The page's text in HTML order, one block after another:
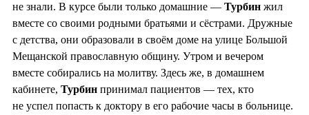
не знали. В курсе были только домашние — Турбин жил
вместе со своими родными братьями и сёстрами. Дружные
с детства, они образовали в своём доме на улице Большой
Мещанской православную общину. Утром и вечером
вместе собирались на молитву. Здесь же, в домашнем
кабинете, Турбин принимал пациентов — тех, кто
не успел попасть к доктору в его рабочие часы в больнице.